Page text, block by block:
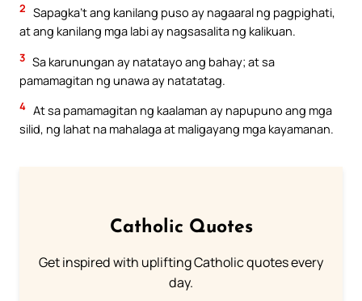
2 Sapagka’t ang kanilang puso ay nagaaral ng pagpighati,
at ang kanilang mga labi ay nagsasalita ng kalikuan.
3 Sa karunungan ay natatayo ang bahay; at sa
pamamagitan ng unawa ay natatatag.
4 At sa pamamagitan ng kaalaman ay napupuno ang mga
silid, ng lahat na mahalaga at maligayang mga kayamanan.
Catholic Quotes
Get inspired with uplifting Catholic quotes every
day.